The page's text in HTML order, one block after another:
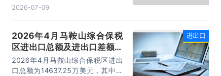
出口额为1562.95万美元，进口额为
2026-07-09
2026年4月马鞍山综合保税
区进出口总额及进出口差额统
计分析
2026年4月马鞍山综合保税区进出
口总额为14637.25万美元，其中：
进出口